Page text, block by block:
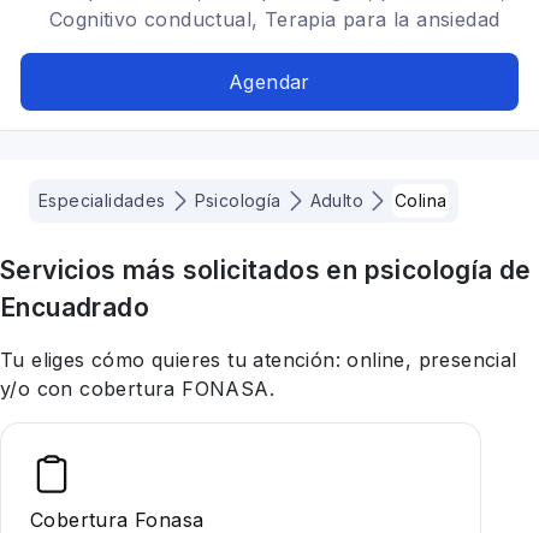
Cognitivo conductual, Terapia para la ansiedad
Agendar
Especialidades Psicología Adulto Colina
Servicios más solicitados en psicología de
Encuadrado
Tu eliges cómo quieres tu atención: online, presencial
y/o con cobertura FONASA.
Cobertura Fonasa